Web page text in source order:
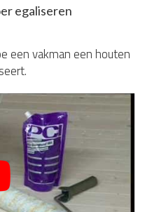
egaliseren
een vakman een houten